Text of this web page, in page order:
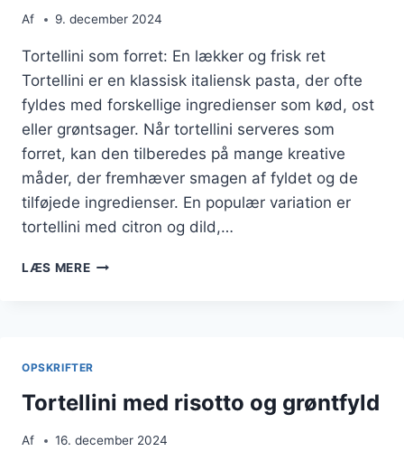
Af 9. december 2024
Tortellini som forret: En lækker og frisk ret
Tortellini er en klassisk italiensk pasta, der ofte
fyldes med forskellige ingredienser som kød, ost
eller grøntsager. Når tortellini serveres som
forret, kan den tilberedes på mange kreative
måder, der fremhæver smagen af fyldet og de
tilføjede ingredienser. En populær variation er
tortellini med citron og dild,…
LÆS MERETORTELLINI
OPSKRIFTER
Tortellini med risotto og grøntfyld
Af 16. december 2024